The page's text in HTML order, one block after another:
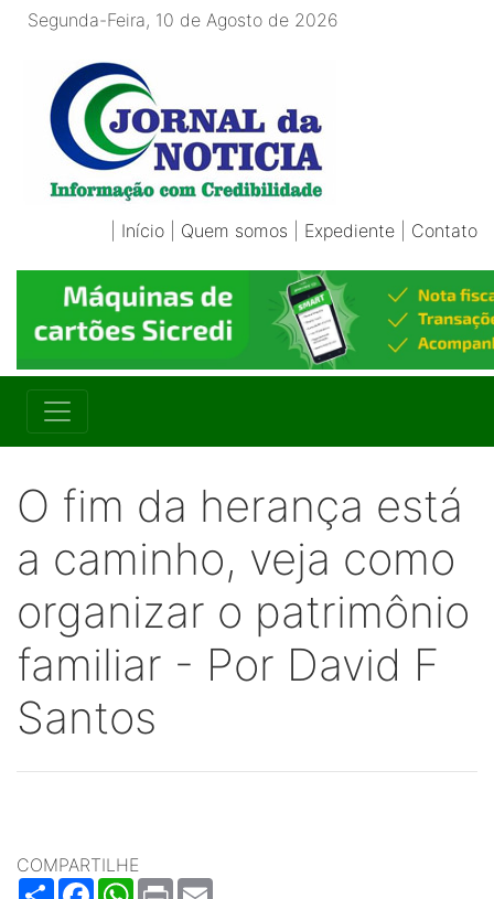
Segunda-Feira, 10 de Agosto de 2026
Início Quem somos Expediente Contato
O fim da herança está
a caminho, veja como
organizar o patrimônio
familiar - Por David F
Santos
COMPARTILHE
ShareFacebookWhatsApp
Print